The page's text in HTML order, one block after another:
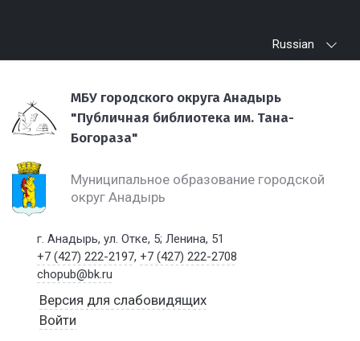
Russian
МБУ городского округа Анадырь
"Публичная библиотека им. Тана-
Богораза"
Муниципальное образование городской
округ Анадырь
г. Анадырь, ул. Отке, 5; Ленина, 51
+7 (427) 222-2197,+7 (427) 222-2708
chopub@bk.ru
Версия для слабовидящих
Войти